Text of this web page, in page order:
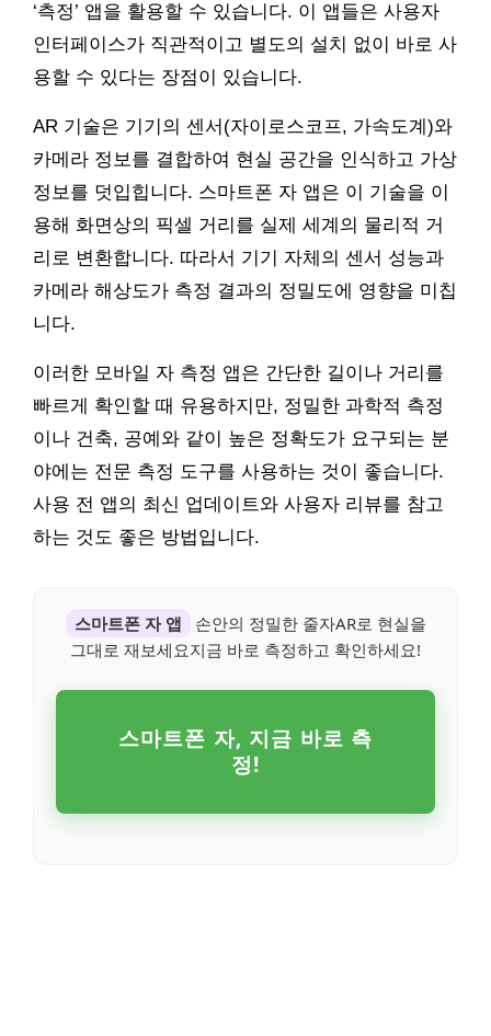
‘측정’ 앱을 활용할 수 있습니다. 이 앱들은 사용자
인터페이스가 직관적이고 별도의 설치 없이 바로 사
용할 수 있다는 장점이 있습니다.
AR 기술은 기기의 센서(자이로스코프, 가속도계)와
카메라 정보를 결합하여 현실 공간을 인식하고 가상
정보를 덧입힙니다. 스마트폰 자 앱은 이 기술을 이
용해 화면상의 픽셀 거리를 실제 세계의 물리적 거
리로 변환합니다. 따라서 기기 자체의 센서 성능과
카메라 해상도가 측정 결과의 정밀도에 영향을 미칩
니다.
이러한 모바일 자 측정 앱은 간단한 길이나 거리를
빠르게 확인할 때 유용하지만, 정밀한 과학적 측정
이나 건축, 공예와 같이 높은 정확도가 요구되는 분
야에는 전문 측정 도구를 사용하는 것이 좋습니다.
사용 전 앱의 최신 업데이트와 사용자 리뷰를 참고
하는 것도 좋은 방법입니다.
스마트폰 자 앱
손안의 정밀한 줄자AR로 현실을
그대로 재보세요지금 바로 측정하고 확인하세요!
스마트폰 자, 지금 바로 측
정!